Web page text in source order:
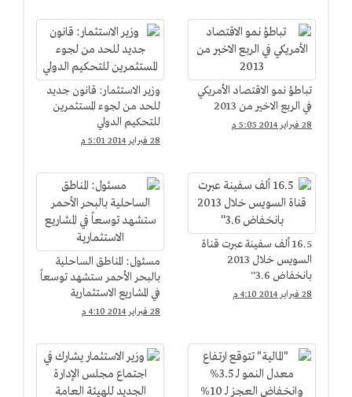
تباطؤ نمو الاقتصاد الأمريكي
في الربع الاخير من 2013
28 فبراير 2014 5:05 م
وزير الاستثمار: قانون جديد
للحد من لجوء المستثمرين
للتحكيم الدولي
28 فبراير 2014 5:01 م
16.5 ألف سفينة عبرت قناة
السويس خلال 2013
بانخفاض 3.6''
28 فبراير 2014 4:10 م
مسئول: المناطق الساحلية
بالبحر الأحمر ستشهد توسعاً
في المشاريع الاستثمارية
28 فبراير 2014 4:10 م